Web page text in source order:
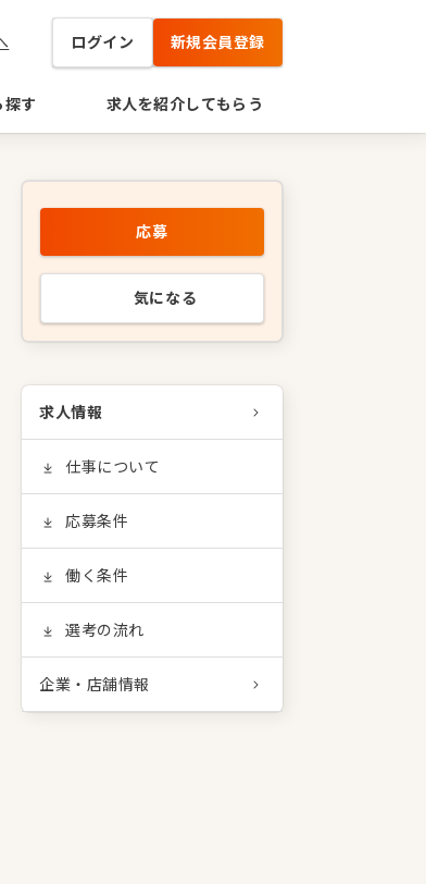
ログイン 新規会員登録
探す 求人を紹介してもらう
応募
気になる
求人情報
仕事について
応募条件
働く条件
選考の流れ
企業・店舗情報